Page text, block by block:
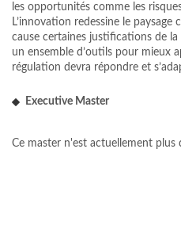
les opportunités comme les
L’innovation redessine le
cause certaines justifications de
un ensemble d’outils pour mieux
régulation devra répondre et
Executive Master
Ce master n'est actuellement plus